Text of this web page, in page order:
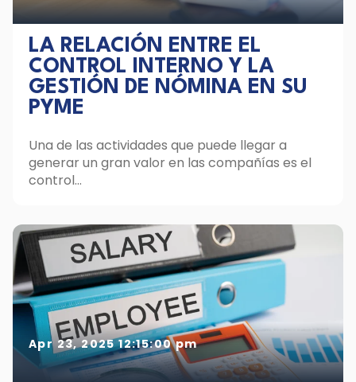
LA RELACIÓN ENTRE EL
CONTROL INTERNO Y LA
GESTIÓN DE NÓMINA EN SU
PYME
Una de las actividades que puede llegar a
generar un gran valor en las compañías es el
control...
Apr 23, 2025 12:15:00 pm